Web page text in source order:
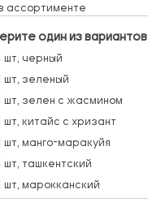
ассортименте
один из вариантов
шт, черный
шт, зеленый
шт, зелен с жасмином
шт, китайс с хризант
шт, манго-маракуйя
шт, ташкентский
шт, марокканский